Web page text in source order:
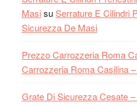
MasisuSerrature E Cilindri
Sicurezza De Masi
Prezzo Carrozzeria Roma
Carrozzeria Roma Casilina
Grate Di Sicurezza Cesate